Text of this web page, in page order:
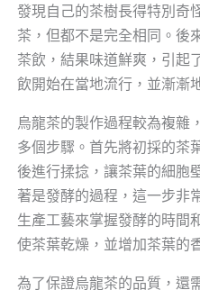
發現自己的茶樹長得特別奇
茶，但都不是完全相同。後
茶飲，結果味道鮮爽，引起
飲開始在當地流行，並漸漸
烏龍茶的製作過程較為複雜
多個步驟。首先將初採的茶
後進行揉捻，讓茶葉的細胞
著是發酵的過程，這一步非
生產工藝來掌握發酵的時間
使茶葉乾燥，並增加茶葉的
為了保證烏龍茶的品質，還